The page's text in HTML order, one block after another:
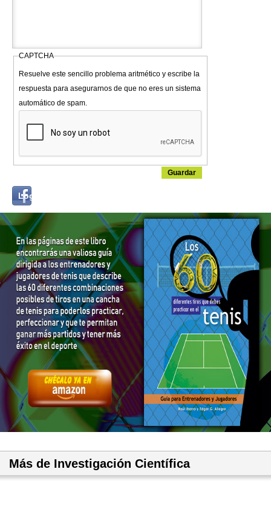
CAPTCHA
Resuelve este sencillo problema aritmético y escribe la
respuesta para asegurarnos de que no eres un sistema
automático de spam.
Log in with...
Más de Investigación Científica